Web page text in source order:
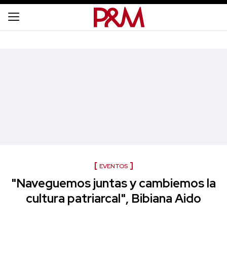
EVENTOS
"Naveguemos juntas y cambiemos la
cultura patriarcal", Bibiana Aido